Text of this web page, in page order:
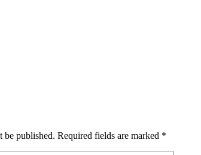
be published. Required fields are marked *